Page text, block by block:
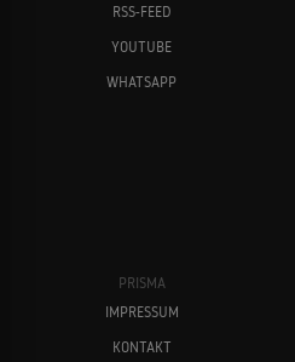
RSS-FEED
YOUTUBE
WHATSAPP
PRISMA
IMPRESSUM
KONTAKT